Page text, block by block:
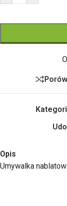
Opis
Umywalka